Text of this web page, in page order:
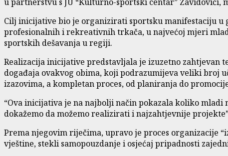
Cilj inicijative bio je organizirati sportsku manifestaciju
profesionalnih i rekreativnih trkača, u najvećoj mjeri
sportskih dešavanja u regiji.
Realizacija inicijative predstavljala je izuzetno zahtjevan
događaja ovakvog obima, koji podrazumijeva veliki broj
izazovima, a kompletan proces, od planiranja do
“Ova inicijativa je na najbolji način pokazala koliko
dokažemo da možemo realizirati i najzahtjevnije
Prema njegovim riječima, upravo je proces organizacije
vještine, stekli samopouzdanje i osjećaj pripadnosti